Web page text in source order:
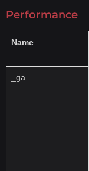
Performance
Name
_ga